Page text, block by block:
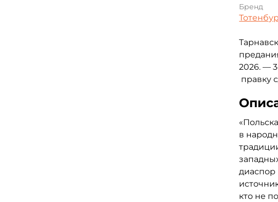
Бренд
2026. —
правку
в
диаспор
кто не